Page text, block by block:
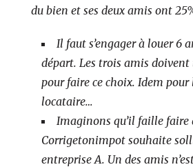
du bien et ses deux amis ont
Il faut s’engager à louer 6
départ. Les trois amis doivent
pour faire ce choix. Idem pour
locataire…
Imaginons qu’il faille faire
Corrigetonimpot souhaite
entreprise A. Un des amis